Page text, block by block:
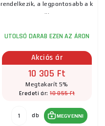
rendelkezik, a legpontosabb a k
...
UTOLSÓ DARAB EZEN AZ ÁRON
Akciós ár
10 305 Ft
Megtakarít 5%
Eredeti ár:10 855 Ft
db MEGVENNI